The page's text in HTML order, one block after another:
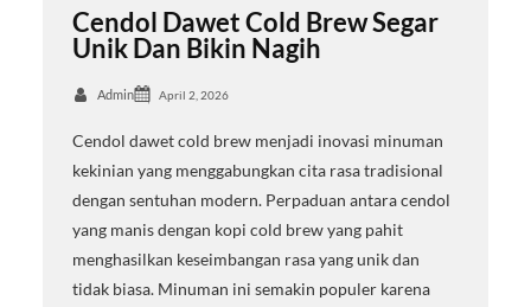
Cendol Dawet Cold Brew Segar
Unik Dan Bikin Nagih
Admin April 2, 2026
Cendol dawet cold brew menjadi inovasi minuman
kekinian yang menggabungkan cita rasa tradisional
dengan sentuhan modern. Perpaduan antara cendol
yang manis dengan kopi cold brew yang pahit
menghasilkan keseimbangan rasa yang unik dan
tidak biasa. Minuman ini semakin populer karena